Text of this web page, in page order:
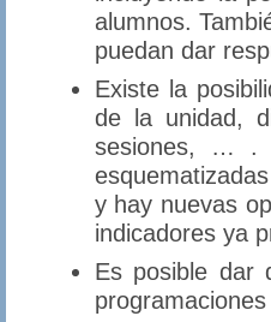
alumnos.
puedan dar
Existe la
de la unidad,
sesiones, … .
y hay nuevas
indicadores ya
Es posible dar